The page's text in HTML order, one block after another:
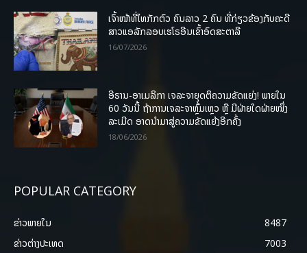
ເຈົ້າໜ້າທີ່ໄທກັກຕົວ ຄົນລາວ 2 ຄົນ ທີ່ກ່ຽວຂ້ອງກັບຄະດີ
ສາວແອລັກລອບເຮໂຣອີນເຂົ້າອົດສະຕາລີ
16/07/2026
ອີຣານ-ອາເມລິກາ ເຈລະຈາຍຸດຕິຄວາມຂັດແຍ່ງ! ພາຍໃນ
60 ວັນນີ້ ຖ້າການເຈລະຈາຫຼົ້ມເຫຼວ ຫຼື ມີຝ່າຍໃດຝ່າຍໜຶ່ງ
ລະເມີດ ອາດນໍາມາສູ່ຄວາມຂັດແຍ້ງອີກຄັ້ງ
18/06/2026
POPULAR CATEGORY
ຂ່າວພາຍ​ໃນ
8487
ຂ່າວຕ່າງປະເທດ
7003